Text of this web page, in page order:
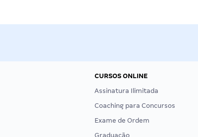
CURSOS ONLINE
Assinatura Ilimitada
Coaching para Concursos
Exame de Ordem
Graduação